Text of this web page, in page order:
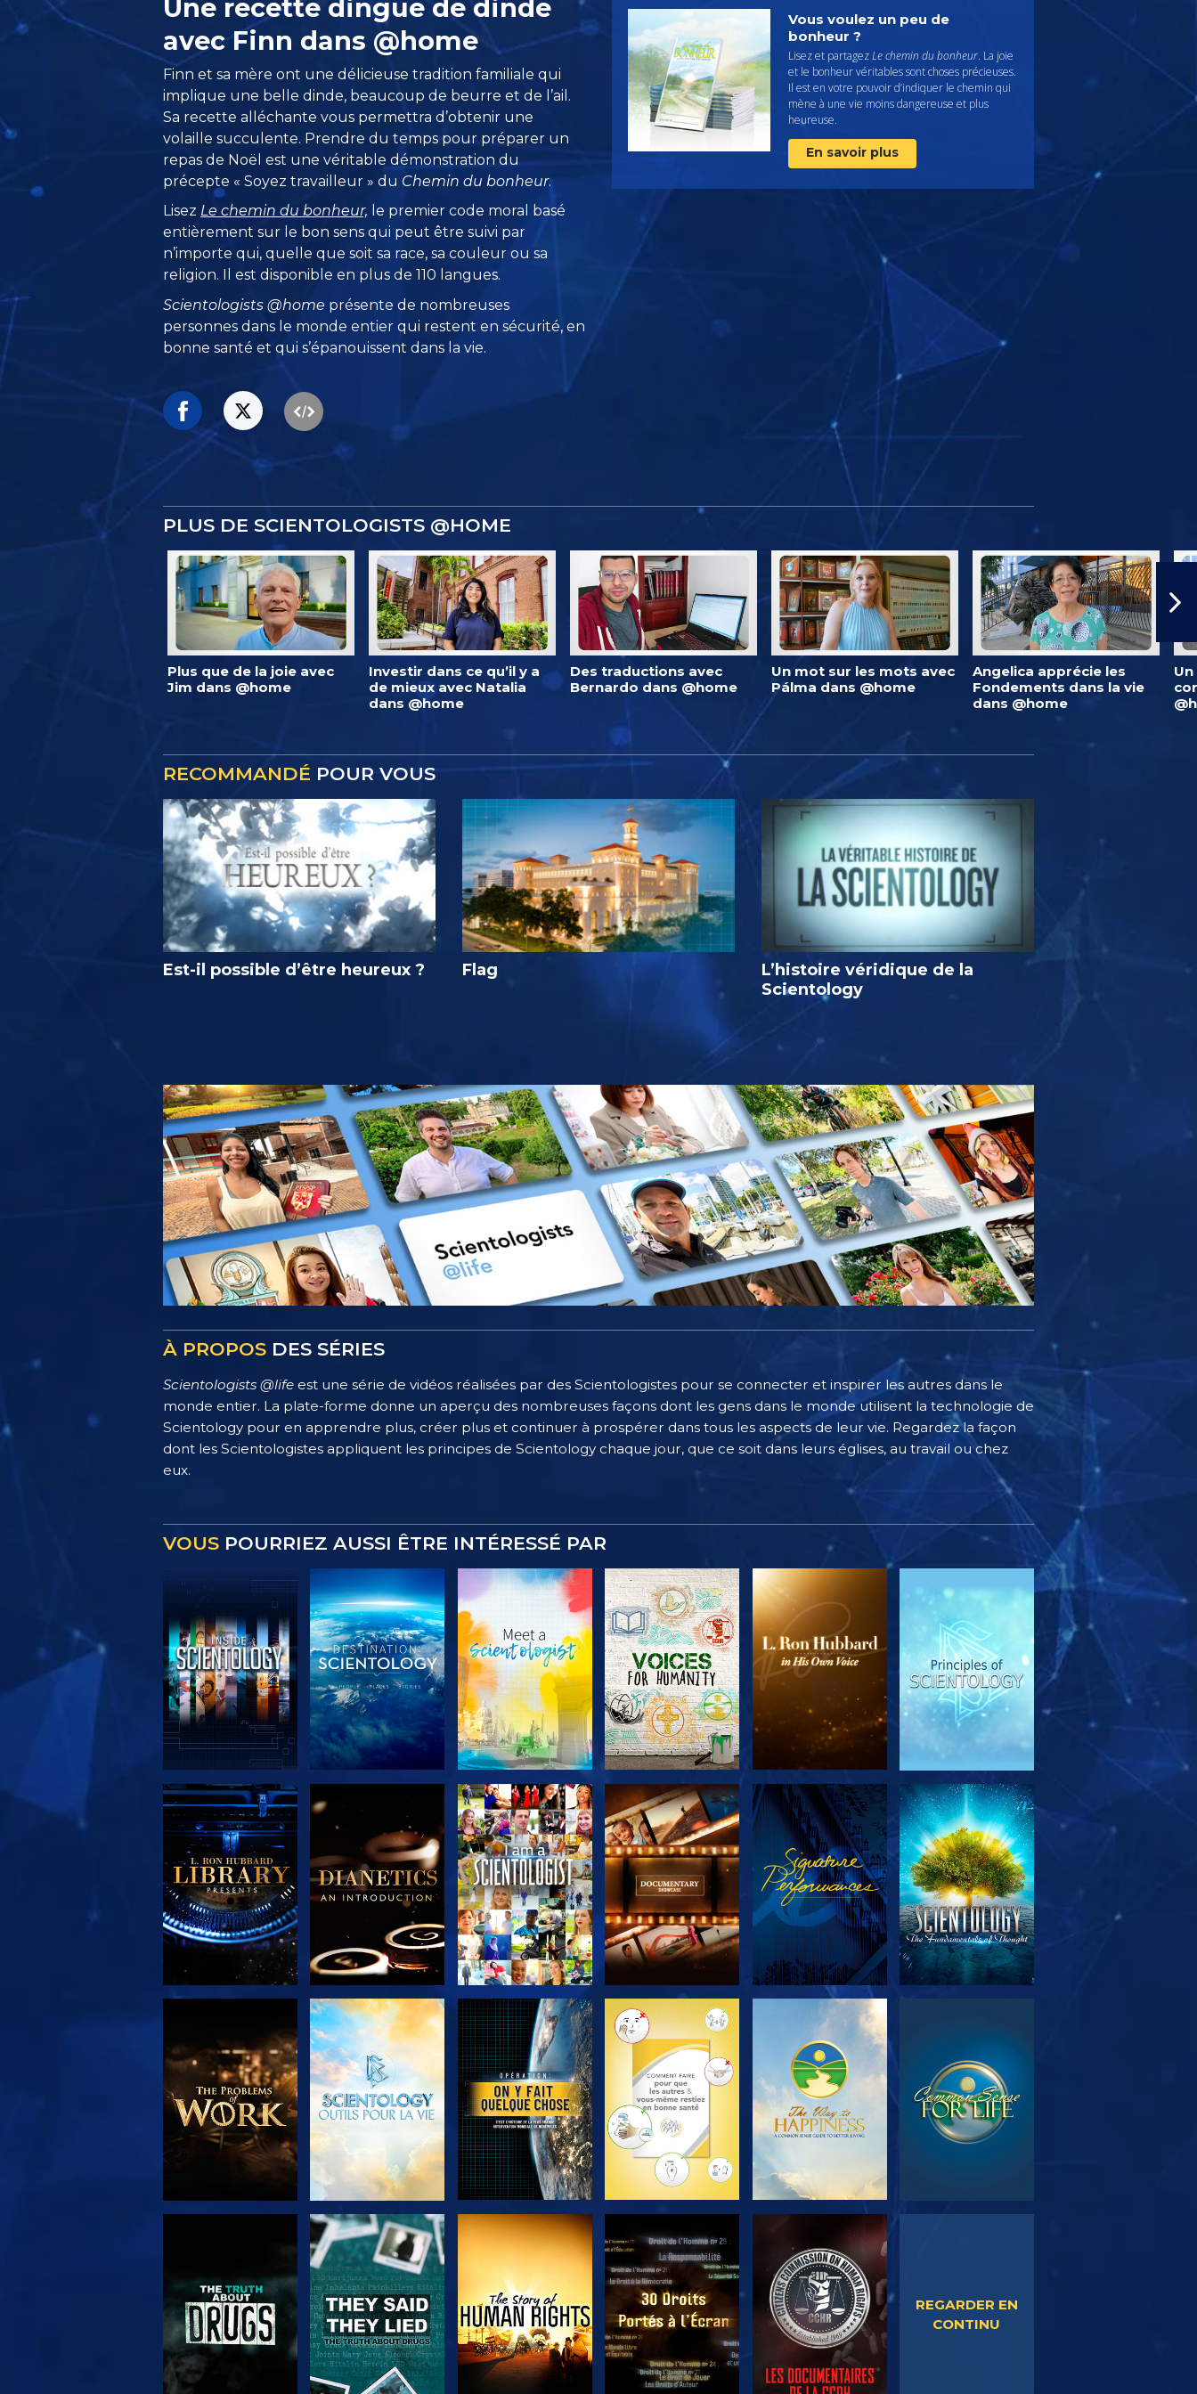
Une recette dingue de dinde
avec Finn dans @home
Finn et sa mère ont une délicieuse tradition familiale qui
implique une belle dinde, beaucoup de beurre et de l’ail.
Sa recette alléchante vous permettra d’obtenir une
volaille succulente. Prendre du temps pour préparer un
repas de Noël est une véritable démonstration du
précepte « Soyez travailleur » du Chemin du bonheur.
Lisez Le chemin du bonheur, le premier code moral basé
entièrement sur le bon sens qui peut être suivi par
n’importe qui, quelle que soit sa race, sa couleur ou sa
religion. Il est disponible en plus de 110 langues.
Scientologists @home présente de nombreuses
personnes dans le monde entier qui restent en sécurité, en
bonne santé et qui s’épanouissent dans la vie.
Vous voulez un peu de
bonheur ?
Lisez et partagezLe chemin du bonheur. La joie
et le bonheur véritables sont choses précieuses.
Il est en votre pouvoir d’indiquer le chemin qui
mène à une vie moins dangereuse et plus
heureuse.
En savoir plus
PLUS DE SCIENTOLOGISTS @HOME
Plus que de la joie avec
Jim dans @home
Investir dans ce qu’il y a
de mieux avec Natalia
dans @home
Des traductions avec
Bernardo dans @home
Un mot sur les mots avec
Pálma dans @home
Angelica apprécie les
Fondements dans la vie
dans @home
RECOMMANDÉ POUR VOUS
Est-il possible d’être heureux ? Flag
L’histoire véridique de la
Scientology
À PROPOS DES SÉRIES
Scientologists @life est une série de vidéos réalisées par des Scientologistes pour se connecter et inspirer les autres dans le
monde entier. La plate-forme donne un aperçu des nombreuses façons dont les gens dans le monde utilisent la technologie de
Scientology pour en apprendre plus, créer plus et continuer à prospérer dans tous les aspects de leur vie. Regardez la façon
dont les Scientologistes appliquent les principes de Scientology chaque jour, que ce soit dans leurs églises, au travail ou chez
eux.
VOUS POURRIEZ AUSSI ÊTRE INTÉRESSÉ PAR
DÉCOUVRIR LES
SÉRIES
DÉCOUVRIR LES
SÉRIES
DÉCOUVRIR LES
SÉRIES
DÉCOUVRIR LES
SÉRIES
DÉCOUVRIR LES
SÉRIES
REGARDER
DÉCOUVRIR LES
SÉRIES
REGARDER
DÉCOUVRIR LES
SÉRIES
DÉCOUVRIR LES
SÉRIES
DÉCOUVRIR LES
SÉRIES
REGARDER REGARDER REGARDER REGARDER
REGARDER EN
CONTINU